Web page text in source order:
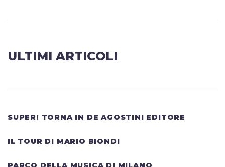
ULTIMI ARTICOLI
SUPER! TORNA IN DE AGOSTINI EDITORE
IL TOUR DI MARIO BIONDI